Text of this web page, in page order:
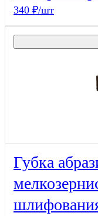
340 ₽/шт
Губка